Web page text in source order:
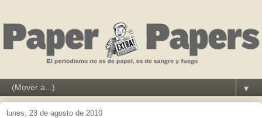
▼
lunes, 23 de agosto de 2010